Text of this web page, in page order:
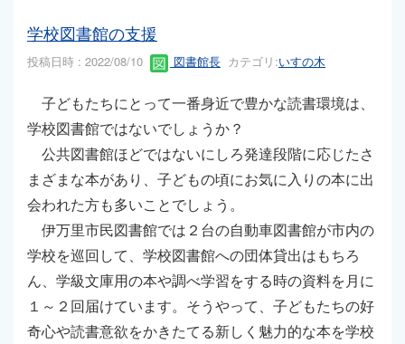
学校図書館の支援
投稿日時 : 2022/08/10 図書館長 カテゴリ:いすの木
子どもたちにとって一番身近で豊かな読書環境は、
学校図書館ではないでしょうか？
公共図書館ほどではないにしろ発達段階に応じたさ
まざまな本があり、子どもの頃にお気に入りの本に出
会われた方も多いことでしょう。
伊万里市民図書館では２台の自動車図書館が市内の
学校を巡回して、学校図書館への団体貸出はもちろ
ん、学級文庫用の本や調べ学習をする時の資料を月に
１～２回届けています。そうやって、子どもたちの好
奇心や読書意欲をかきたてる新しく魅力的な本を学校